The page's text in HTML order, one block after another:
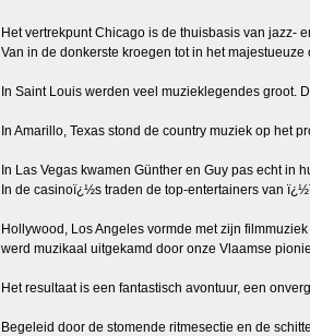
Het vertrekpunt Chicago is de thuisbasis van jazz-
Van in de donkerste kroegen tot in het
In Saint Louis werden veel muzieklegendes groot.
In Amarillo, Texas stond de country muziek op het
In Las Vegas kwamen Günther en Guy pas echt in
In de casinoï¿½s traden de top-entertainers van
Hollywood, Los Angeles vormde met zijn
werd muzikaal uitgekamd door onze Vlaamse
Het resultaat is een fantastisch avontuur, een
Begeleid door de stomende ritmesectie en de